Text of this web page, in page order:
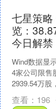
七星策
览：
今日解禁
Wind数据显
4家公司限售
2939.54万股
解禁市值为
家....
查看： 196